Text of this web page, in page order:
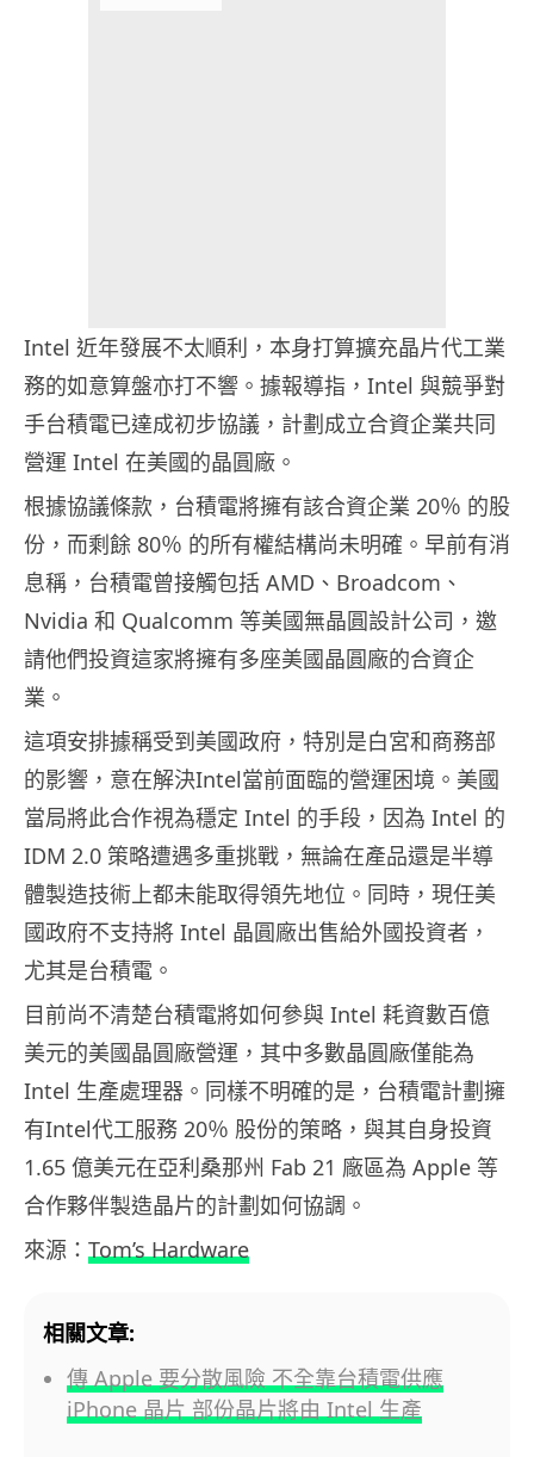
Intel 近年發展不太順利，本身打算擴充晶片代工業
務的如意算盤亦打不響。據報導指，Intel 與競爭對
手台積電已達成初步協議，計劃成立合資企業共同
營運 Intel 在美國的晶圓廠。
根據協議條款，台積電將擁有該合資企業 20％ 的股
份，而剩餘 80％ 的所有權結構尚未明確。早前有消
息稱，台積電曾接觸包括 AMD、Broadcom、
Nvidia 和 Qualcomm 等美國無晶圓設計公司，邀
請他們投資這家將擁有多座美國晶圓廠的合資企
業。
這項安排據稱受到美國政府，特別是白宮和商務部
的影響，意在解決Intel當前面臨的營運困境。美國
當局將此合作視為穩定 Intel 的手段，因為 Intel 的
IDM 2.0 策略遭遇多重挑戰，無論在產品還是半導
體製造技術上都未能取得領先地位。同時，現任美
國政府不支持將 Intel 晶圓廠出售給外國投資者，
尤其是台積電。
目前尚不清楚台積電將如何參與 Intel 耗資數百億
美元的美國晶圓廠營運，其中多數晶圓廠僅能為
Intel 生產處理器。同樣不明確的是，台積電計劃擁
有Intel代工服務 20％ 股份的策略，與其自身投資
1.65 億美元在亞利桑那州 Fab 21 廠區為 Apple 等
合作夥伴製造晶片的計劃如何協調。
來源： Tom’s Hardware
相關文章:
傳 Apple 要分散風險 不全靠台積電供應
iPhone 晶片 部份晶片將由 Intel 生產